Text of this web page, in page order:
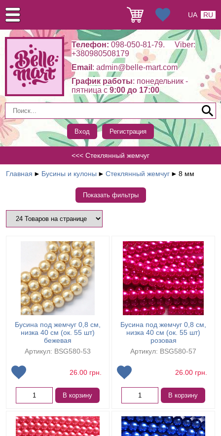
Телефон: 098-050-81-79. Viber:
+380980508179
Email : admin@belle-mart.com
График работы: понедельник -
пятница c 9:00 до 17:00
Вход Регистрация
UA RU
<<< Стеклянный жемчуг
Главная ► Бусины и кулоны ► Стеклянный жемчуг ► 8 мм
Показать фильтры
Бусина под жемчуг 0,8 см,
низка 40 см (ок. 55 шт)
бежевая
Артикул: BSG580-53
26.00 грн.
В корзину
Бусина под жемчуг 0,8 см,
низка 40 см (ок. 55 шт)
розовая
Артикул: BSG580-57
26.00 грн.
В корзину